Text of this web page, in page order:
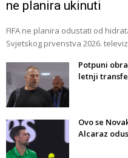
ne planira ukinuti
FIFA ne planira odustati od
Svjetskog prvenstva 2026.
Potpuni
letnji
Ovo se
Alcaraz